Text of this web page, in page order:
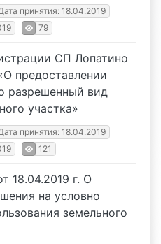
принятия: 18.04.2019
79
СП Лопатино
предоставлении
разрешенный вид
участка»
принятия: 18.04.2019
121
18.04.2019 г. О
на условно
земельного